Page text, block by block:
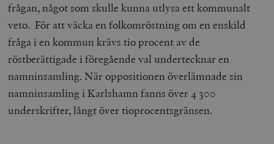
frågan, något som skulle kunna utlysa ett kommunalt
veto. För att väcka en folkomröstning om en enskild
fråga i en kommun krävs tio procent av de
röstberättigade i föregående val undertecknar en
namninsamling. När oppositionen överlämnade sin
namninsamling i Karlshamn fanns över 4 300
underskrifter, långt över tioprocentsgränsen.